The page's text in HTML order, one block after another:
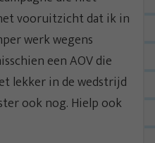
vooruitzicht dat ik in
werk wegens
een AOV die
lekker in de wedstrijd
ook nog. Hielp ook